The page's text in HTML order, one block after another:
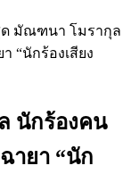
มัณฑนา โมรากุล
“นักร้องเสียง
นักร้องคน
ายา “นัก